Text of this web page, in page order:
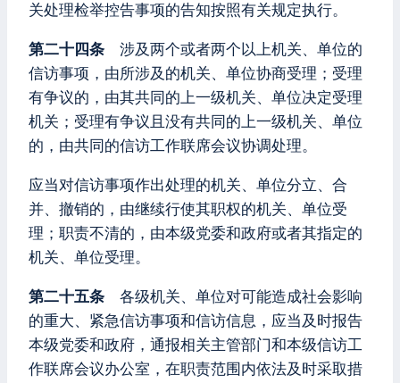
关处理检举控告事项的告知按照有关规定执行。
第二十四条 涉及两个或者两个以上机关、单位的
信访事项，由所涉及的机关、单位协商受理；受理
有争议的，由其共同的上一级机关、单位决定受理
机关；受理有争议且没有共同的上一级机关、单位
的，由共同的信访工作联席会议协调处理。
应当对信访事项作出处理的机关、单位分立、合
并、撤销的，由继续行使其职权的机关、单位受
理；职责不清的，由本级党委和政府或者其指定的
机关、单位受理。
第二十五条 各级机关、单位对可能造成社会影响
的重大、紧急信访事项和信访信息，应当及时报告
本级党委和政府，通报相关主管部门和本级信访工
作联席会议办公室，在职责范围内依法及时采取措